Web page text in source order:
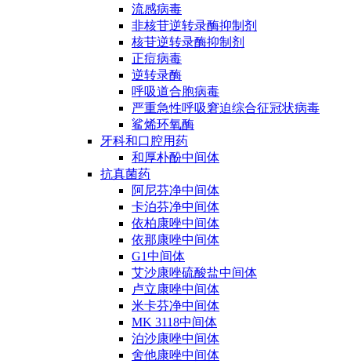
流感病毒
非核苷逆转录酶抑制剂
核苷逆转录酶抑制剂
正痘病毒
逆转录酶
呼吸道合胞病毒
严重急性呼吸窘迫综合征冠状病毒
鲨烯环氧酶
牙科和口腔用药
和厚朴酚中间体
抗真菌药
阿尼芬净中间体
卡泊芬净中间体
依柏康唑中间体
依那康唑中间体
G1中间体
艾沙康唑硫酸盐中间体
卢立康唑中间体
米卡芬净中间体
MK 3118中间体
泊沙康唑中间体
舍他康唑中间体